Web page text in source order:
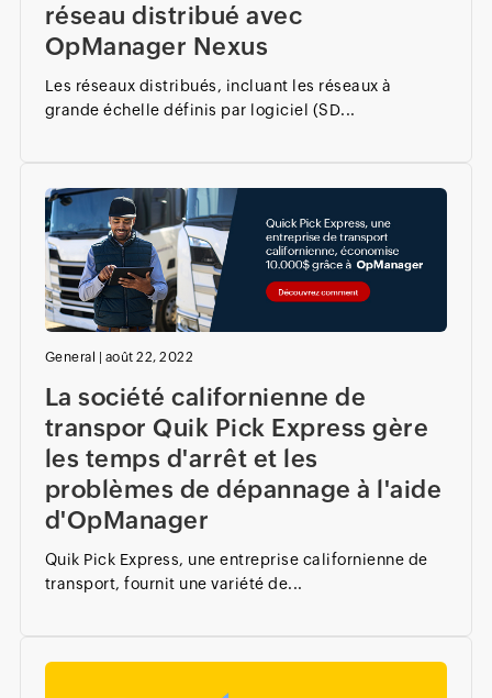
réseau distribué avec
OpManager Nexus
Les réseaux distribués, incluant les réseaux à
grande échelle définis par logiciel (SD...
General | août 22, 2022
La société californienne de
transpor Quik Pick Express gère
les temps d'arrêt et les
problèmes de dépannage à l'aide
d'OpManager
Quik Pick Express, une entreprise californienne de
transport, fournit une variété de...